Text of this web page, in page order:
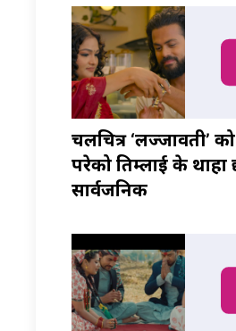
चलचित्र ‘लज्जावती’
परेको तिम्लाई के थाहा
सार्वजनिक